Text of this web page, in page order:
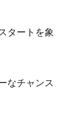
タートを象
なチャンス